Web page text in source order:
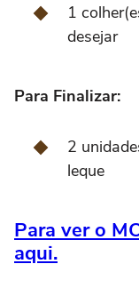
1
desejar
Para Finalizar:
2
leque
Para ver o
aqui.